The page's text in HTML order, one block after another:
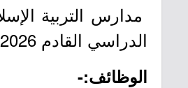
مدارس التربية
الدراسي القادم 2026-2027م لحملة البكالوريوس، وذلك حسب التفاصيل الموضحة أدناه:-
الوظائف:-